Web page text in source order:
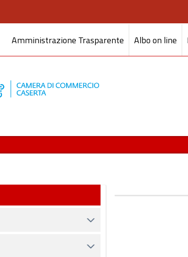
Amministrazione Trasparente Albo on line